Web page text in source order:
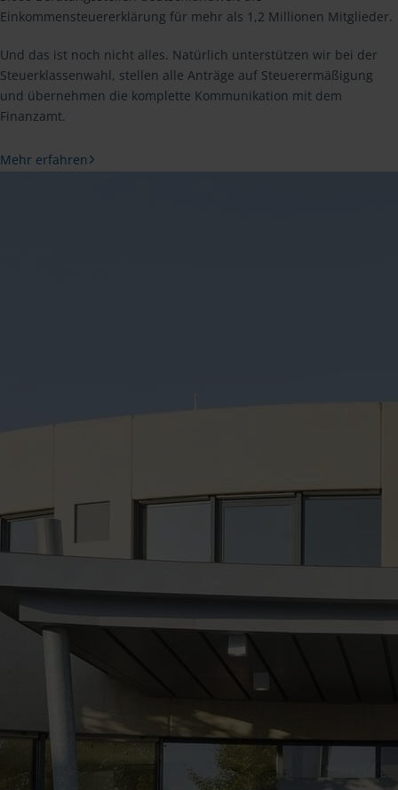
Einkommensteuererklärung für mehr als 1,2 Millionen Mitglieder.
Und das ist noch nicht alles. Natürlich unterstützen wir bei der
Steuerklassenwahl, stellen alle Anträge auf Steuerermäßigung
und übernehmen die komplette Kommunikation mit dem
Finanzamt.
Mehr erfahren